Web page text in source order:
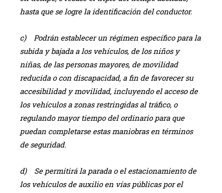
hasta que se logre la identificación del conductor.
c) Podrán establecer un régimen específico para la
subida y bajada a los vehículos, de los niños y
niñas, de las personas mayores, de movilidad
reducida o con discapacidad, a fin de favorecer su
accesibilidad y movilidad, incluyendo el acceso de
los vehículos a zonas restringidas al tráfico, o
regulando mayor tiempo del ordinario para que
puedan completarse estas maniobras en términos
de seguridad.
d) Se permitirá la parada o el estacionamiento de
los vehículos de auxilio en vías públicas por el